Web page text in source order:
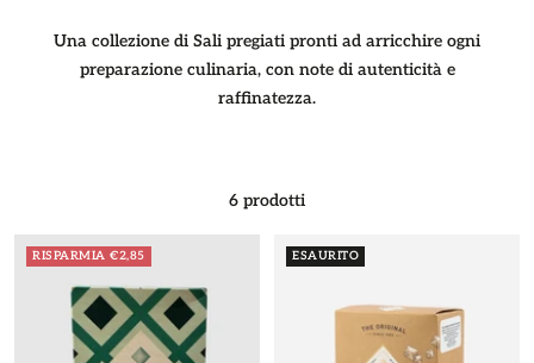
Una collezione di Sali pregiati pronti ad arricchire ogni
preparazione culinaria, con note di autenticità e
raffinatezza.
6 prodotti
RISPARMIA €2,85 ESAURITO